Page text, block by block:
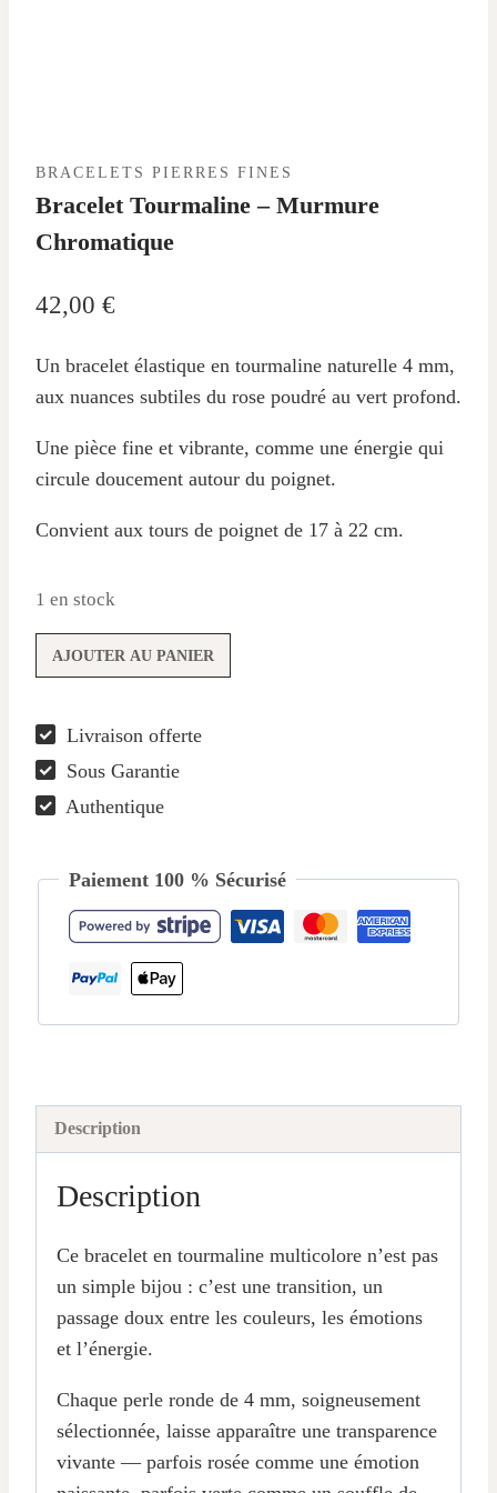
BRACELETS PIERRES FINES
Bracelet Tourmaline – Murmure
Chromatique
42,00 €
Un bracelet élastique en tourmaline naturelle 4 mm,
aux nuances subtiles du rose poudré au vert profond.
Une pièce fine et vibrante, comme une énergie qui
circule doucement autour du poignet.
Convient aux tours de poignet de 17 à 22 cm.
1 en stock
quantité
de
Tourmaline
–
Murmure
AJOUTER AU PANIER
Livraison offerte
Sous Garantie
Authentique
Paiement 100 % Sécurisé
Description
Description
Ce bracelet en tourmaline multicolore n’est pas
un simple bijou : c’est une transition, un
passage doux entre les couleurs, les émotions
et l’énergie.
Chaque perle ronde de 4 mm, soigneusement
sélectionnée, laisse apparaître une transparence
vivante — parfois rosée comme une émotion